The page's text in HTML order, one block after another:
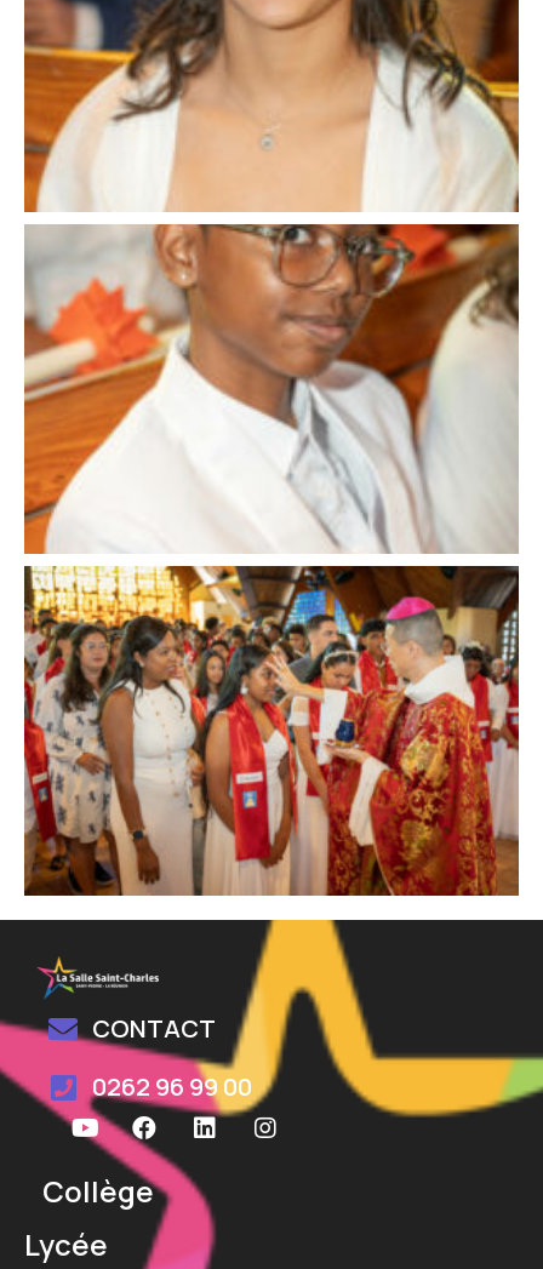
CONTACT
0262 96 99 00
Collège
Lycée